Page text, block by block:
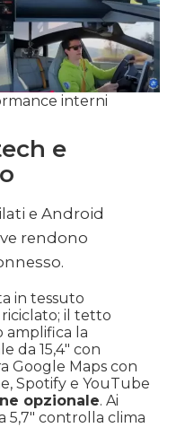
interni
e
e Android
rendono
in tessuto
riciclato; il tetto
amplifica la
da 15,4″ con
Google Maps con
Spotify e YouTube
opzionale. Ai
5,7″ controlla clima